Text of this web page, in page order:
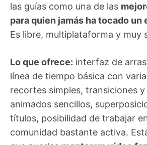
las guías como una de las
para quien jamás ha tocado un
Es libre, multiplataforma y muy
Lo que ofrece: interfaz de
línea de tiempo básica con
recortes simples, transiciones
animados sencillos,
títulos, posibilidad de trabajar
comunidad bastante activa.